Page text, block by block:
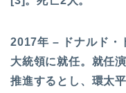
2017年 – ドナルド・
大統領に就任。就任
推進するとし、環太